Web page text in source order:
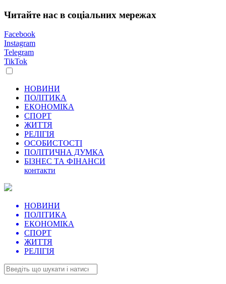
Читайте нас в соціальних мережах
Facebook
Instagram
Telegram
TikTok
НОВИНИ
ПОЛІТИКА
ЕКОНОМІКА
СПОРТ
ЖИТТЯ
РЕЛІГІЯ
ОСОБИСТОСТІ
ПОЛІТИЧНА ДУМКА
БІЗНЕС ТА ФІНАНСИ
контакти
НОВИНИ
ПОЛІТИКА
ЕКОНОМІКА
СПОРТ
ЖИТТЯ
РЕЛІГІЯ